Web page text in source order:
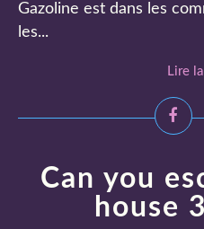
Gazoline est dans les
les...
Lire
Can you
house